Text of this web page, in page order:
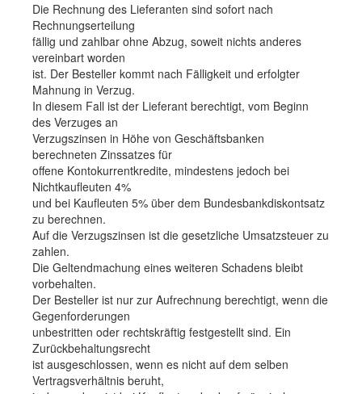
Die Rechnung des Lieferanten sind sofort nach
Rechnungserteilung
fällig und zahlbar ohne Abzug, soweit nichts anderes
vereinbart worden
ist. Der Besteller kommt nach Fälligkeit und erfolgter
Mahnung in Verzug.
In diesem Fall ist der Lieferant berechtigt, vom Beginn
des Verzuges an
Verzugszinsen in Höhe von Geschäftsbanken
berechneten Zinssatzes für
offene Kontokurrentkredite, mindestens jedoch bei
Nichtkaufleuten 4%
und bei Kaufleuten 5% über dem Bundesbankdiskontsatz
zu berechnen.
Auf die Verzugszinsen ist die gesetzliche Umsatzsteuer zu
zahlen.
Die Geltendmachung eines weiteren Schadens bleibt
vorbehalten.
Der Besteller ist nur zur Aufrechnung berechtigt, wenn die
Gegenforderungen
unbestritten oder rechtskräftig festgestellt sind. Ein
Zurückbehaltungsrecht
ist ausgeschlossen, wenn es nicht auf dem selben
Vertragsverhältnis beruht,